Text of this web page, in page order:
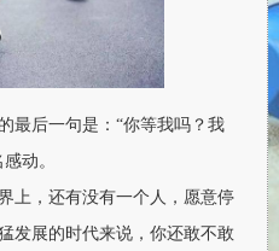
最后一句是：“你等我吗？我
动。
上，还有没有一个人，愿意停
发展的时代来说，你还敢不敢